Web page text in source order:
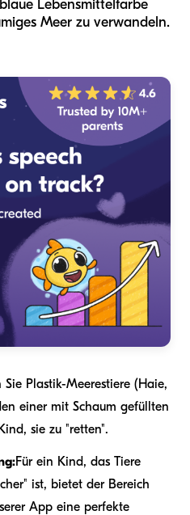
Lebensmittelfarbe
Meer zu verwandeln.
Sie Plastik-Meerestiere (Haie,
einer mit Schaum gefüllten
sie zu "retten".
Für ein Kind, das Tiere
ist, bietet der Bereich
App eine perfekte